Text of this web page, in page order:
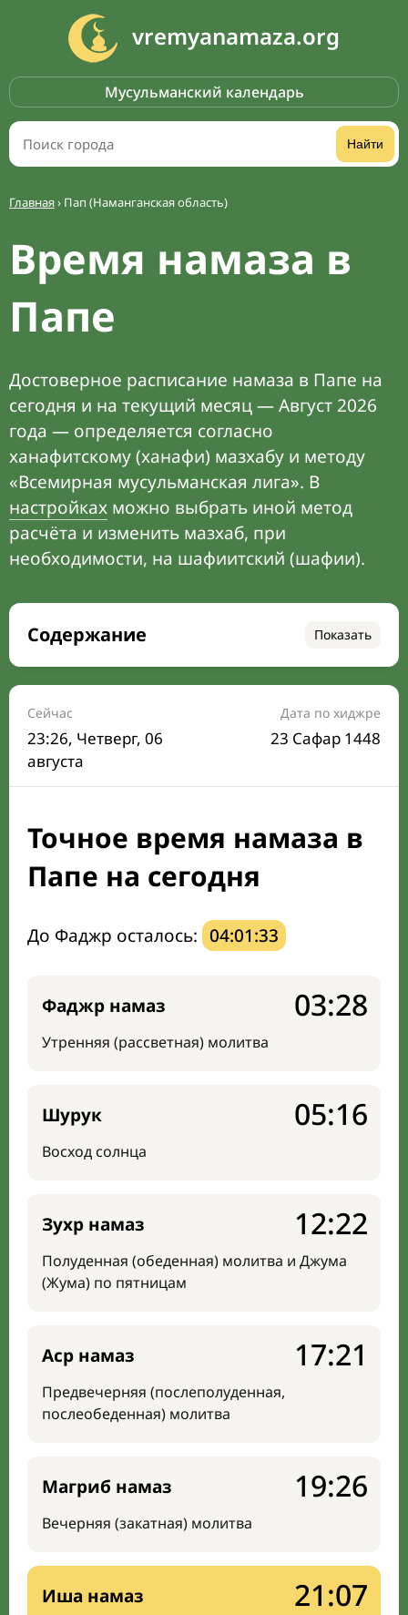
vremyanamaza.org
Мусульманский календарь
Найти
Главная› Пап (Наманганская область)
Время намаза в
Папе
Достоверное расписание намаза в Папе на
сегодня и на текущий месяц — Август 2026
года — определяется согласно
ханафитскому (ханафи) мазхабу и методу
«Всемирная мусульманская лига». В
настройках можно выбрать иной метод
расчёта и изменить мазхаб, при
необходимости, на шафиитский (шафии).
Содержание Показать
Время намаза на сегодня
Расписание на месяц
Время Сухура и Ифтара на сегодня
Календарь рамадана
Направление киблы
Сейчас
23:26, Четверг, 06
августа
Дата по хиджре
23 Сафар 1448
Точное время намаза в
Папе на сегодня
До Фаджр осталось: 04:01:32
Фаджр намаз
Утренняя (рассветная) молитва
03:28
Шурук
Восход солнца
05:16
Зухр намаз
Полуденная (обеденная) молитва и Джума
(Жума) по пятницам
12:22
Аср намаз
Предвечерняя (послеполуденная,
послеобеденная) молитва
17:21
Магриб намаз
Вечерняя (закатная) молитва
19:26
Иша намаз 21:07